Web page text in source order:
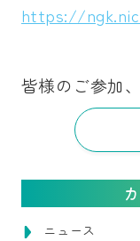
https://
皆様のご参加
ニュース